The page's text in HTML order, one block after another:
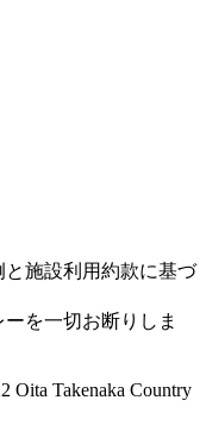
施設利用約款に基づ
を一切お断りしま
Oita Takenaka Country